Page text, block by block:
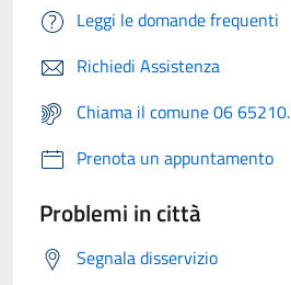
Leggi le domande frequenti
Richiedi Assistenza
Chiama il comune 06
Prenota un appuntamento
Problemi in città
Segnala disservizio